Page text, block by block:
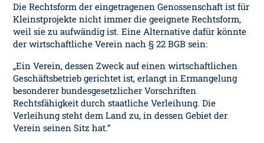
Die Rechtsform der eingetragenen Genossenschaft ist für
Kleinstprojekte nicht immer die geeignete Rechtsform,
weil sie zu aufwändig ist. Eine Alternative dafür könnte
der wirtschaftliche Verein nach § 22 BGB sein:
„Ein Verein, dessen Zweck auf einen wirtschaftlichen
Geschäftsbetrieb gerichtet ist, erlangt in Ermangelung
besonderer bundesgesetzlicher Vorschriften
Rechtsfähigkeit durch staatliche Verleihung. Die
Verleihung steht dem Land zu, in dessen Gebiet der
Verein seinen Sitz hat.“